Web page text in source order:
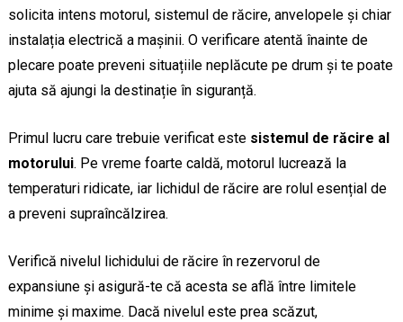
solicita intens motorul, sistemul de răcire, anvelopele și chiar
instalația electrică a mașinii. O verificare atentă înainte de
plecare poate preveni situațiile neplăcute pe drum și te poate
ajuta să ajungi la destinație în siguranță.
Primul lucru care trebuie verificat este sistemul de răcire al
motorului. Pe vreme foarte caldă, motorul lucrează la
temperaturi ridicate, iar lichidul de răcire are rolul esențial de
a preveni supraîncălzirea.
Verifică nivelul lichidului de răcire în rezervorul de
expansiune și asigură-te că acesta se află între limitele
minime și maxime. Dacă nivelul este prea scăzut,